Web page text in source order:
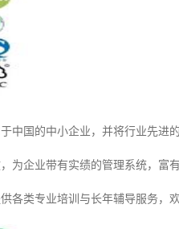
中国的中小企业，并将行业先
为企业带有实绩的管理系统，富
各类专业培训与长年辅导服务，